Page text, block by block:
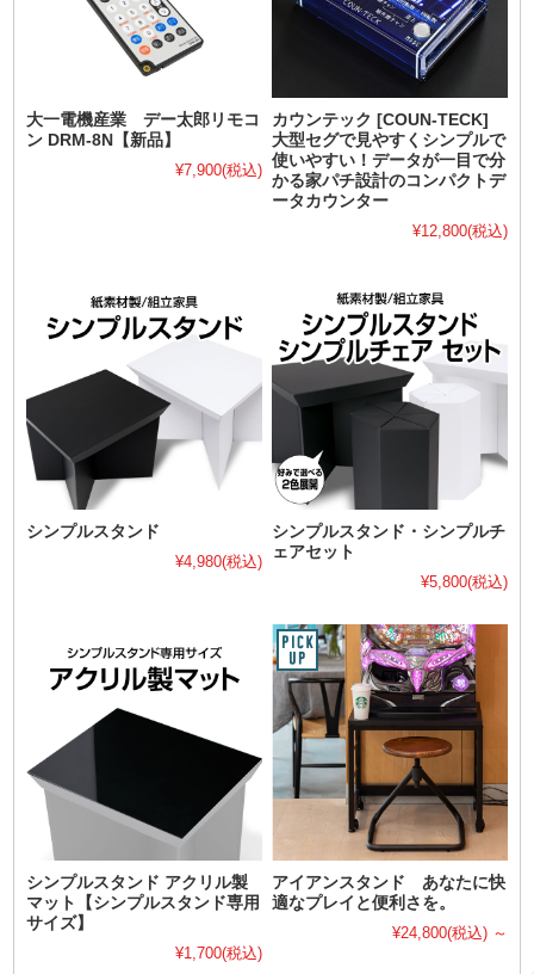
大一電機産業 デー太郎リモコ
ン DRM-8N【新品】
¥7,900(税込)
カウンテック [COUN-TECK]
大型セグで見やすくシンプルで
使いやすい！データが一目で分
かる家パチ設計のコンパクトデ
ータカウンター
¥12,800(税込)
シンプルスタンド
¥4,980(税込)
シンプルスタンド・シンプルチ
ェアセット
¥5,800(税込)
シンプルスタンド アクリル製
マット【シンプルスタンド専用
サイズ】
¥1,700(税込)
アイアンスタンド あなたに快
適なプレイと便利さを。
¥24,800(税込) ～